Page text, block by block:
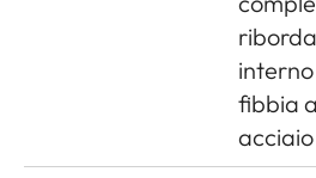
fibbia
acciaio